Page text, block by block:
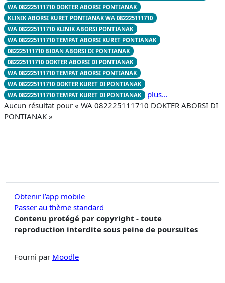
WA 082225111710 DOKTER ABORSI PONTIANAK
KLINIK ABORSI KURET PONTIANAK WA 082225111710
WA 082225111710 KLINIK ABORSI PONTIANAK
WA 082225111710 TEMPAT ABORSI KURET PONTIANAK
082225111710 BIDAN ABORSI DI PONTIANAK
082225111710 DOKTER ABORSI DI PONTIANAK
WA 082225111710 TEMPAT ABORSI PONTIANAK
WA 082225111710 DOKTER KURET DI PONTIANAK
WA 082225111710 TEMPAT KURET DI PONTIANAK
plus…
Aucun résultat pour « WA 082225111710 DOKTER ABORSI DI
PONTIANAK »
Obtenir l’app mobile
Passer au thème standard
Contenu protégé par copyright - toute
reproduction interdite sous peine de poursuites
Fourni par Moodle